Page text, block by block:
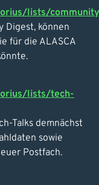
lists/
Digest, können
für die ALASCA
lists/tech-
Talks demnächst
sowie
Postfach.